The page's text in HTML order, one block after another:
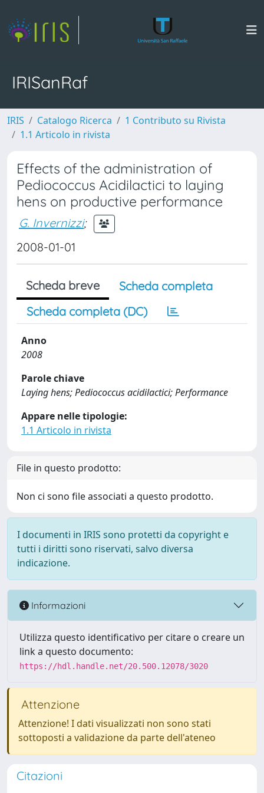
IRISanRaf
IRIS Catalogo Ricerca
1 Contributo su Rivista
1.1 Articolo in rivista
Effects of the administration of
Pediococcus Acidilactici to laying
hens on productive performance
G. Invernizzi;
2008-01-01
Scheda breve
Scheda completa
Scheda completa (DC)
Anno
2008
Parole chiave
Laying hens; Pediococcus acidilactici; Performance
Appare nelle tipologie:
1.1 Articolo in rivista
File in questo prodotto:
Non ci sono file associati a questo prodotto.
I documenti in IRIS sono protetti da copyright e
tutti i diritti sono riservati, salvo diversa
indicazione.
Informazioni
Utilizza questo identificativo per citare o creare un
link a questo documento:
https://hdl.handle.net/20.500.12078/3020
Attenzione
Attenzione! I dati visualizzati non sono stati
sottoposti a validazione da parte dell'ateneo
Citazioni